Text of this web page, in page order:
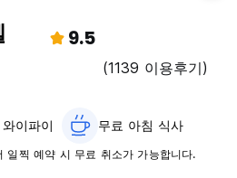
9.5
(1139 이용후기)
이파이 무료 아침 식사‎
일찍 예약 시 무료 취소가 가능합니다.